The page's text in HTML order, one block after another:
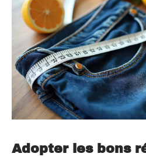
Adopter les bons